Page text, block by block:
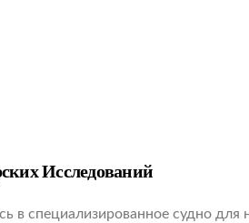
Исследований
в специализированное судно